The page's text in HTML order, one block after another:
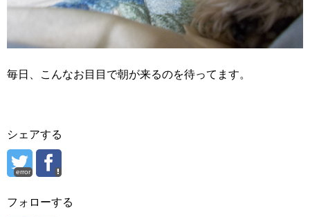
毎日、こんなお目目で朝が来るのを待ってます。
シェアする
error
フォローする